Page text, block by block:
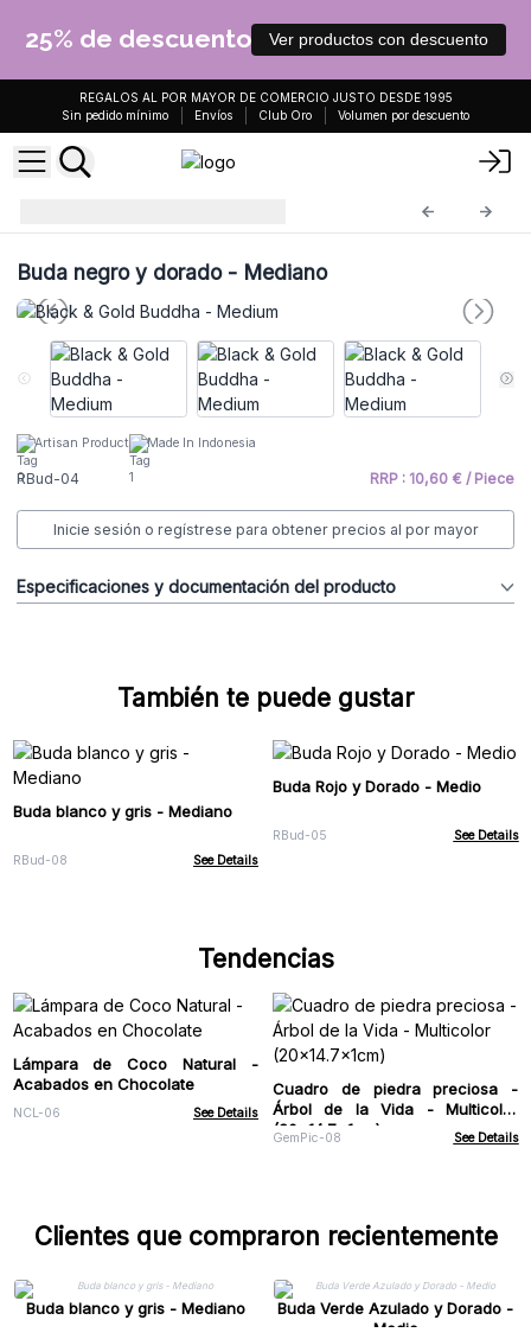
25% de descuento Ver productos con descuento
REGALOS AL POR MAYOR DE COMERCIO JUSTO DESDE 1995
Sin pedido mínimo
Envíos Club Oro Volumen por descuento
Buda negro y dorado - Mediano
Artisan Product Made In Indonesia
RBud-04 RRP : 10,60 € / Piece
Inicie sesión o regístrese para obtener precios al por mayor
Especificaciones y documentación del producto
También te puede gustar
Buda blanco y gris - Mediano
RBud-08 See Details
Buda Rojo y Dorado - Medio
RBud-05 See Details
Tendencias
Lámpara de Coco Natural -
Acabados en Chocolate
NCL-06 See Details
Cuadro de piedra preciosa -
Árbol de la Vida - Multicolor
(20x14.7x1cm)
GemPic-08 See Details
Clientes que compraron recientemente
Buda blanco y gris - Mediano
Buda Verde Azulado y Dorado -
Medio